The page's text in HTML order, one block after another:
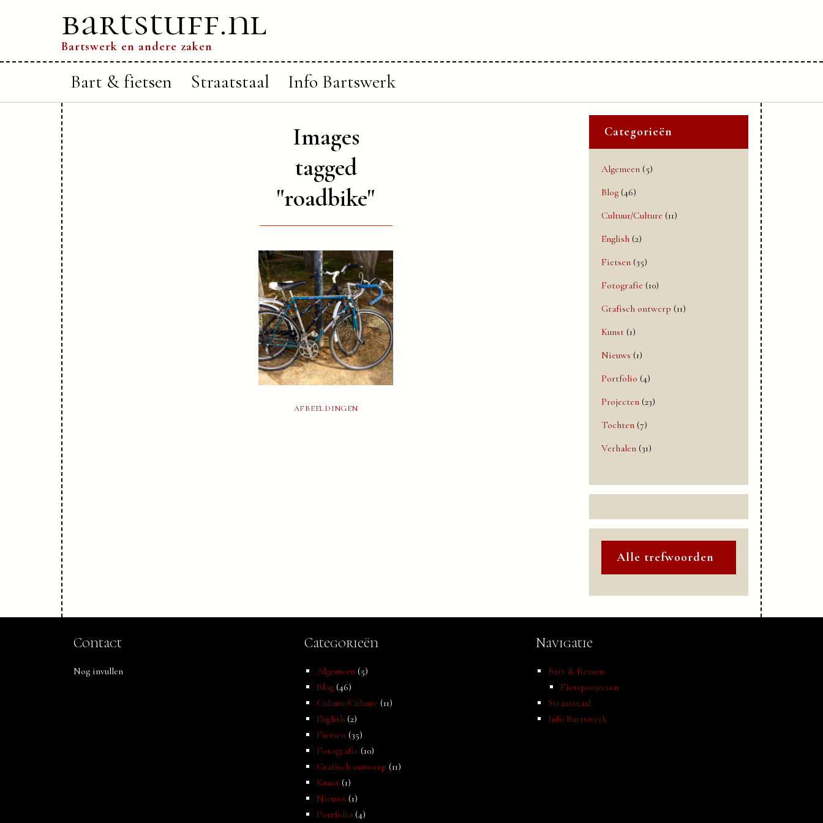
bartstuff.nl
Bartswerk en andere zaken
Bart & fietsen Straatstaal Info Bartswerk
Images
tagged
"roadbike"
AFBEELDINGEN
Categorieën
Algemeen (5)
Blog (46)
Cultuur/Culture (11)
English (2)
Fietsen (35)
Fotografie (10)
Grafisch ontwerp (11)
Kunst (1)
Nieuws (1)
Portfolio (4)
Projecten (23)
Tochten (7)
Verhalen (31)
Alle trefwoorden
Contact
Nog invullen
Categorieën
Algemeen (5)
Blog (46)
Cultuur/Culture (11)
English (2)
Fietsen (35)
Fotografie (10)
Grafisch ontwerp (11)
Kunst (1)
Nieuws (1)
Portfolio (4)
Navigatie
Bart & fietsen
Fietsprojecten
Straatstaal
Info Bartswerk